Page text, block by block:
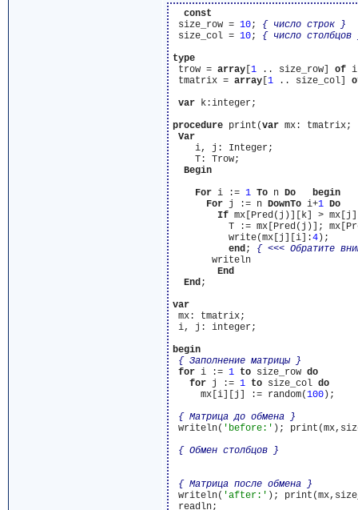
const
size_row = 10; { число строк }
size_col = 10; { число столбцов
type
trow = array[ 1 .. size_row] of
tmatrix = array[ 1 .. size_col]
var k:integer;
procedure print(var mx: tmatrix;
Var
    i, j: Integer;
    T: Trow;
Begin
For i := 1 To n Do
begin
For j := n DownTo i+1 Do
If mx[Pred(j)][k] >
T := mx[Pred(j)];
          write(mx[j][i]:
4);
end; { <<< Обратите
       writeln
End
End;
var
mx: tmatrix;
i, j: integer;
begin
{ Заполнение матрицы }
for i := 1 to size_row do
for j := 1 to size_col do
     mx[i][j] := random(
100);
{ Матрица до обмена }
writeln( 'before:' );
{ Обмен столбцов }
{ Матрица после обмена }
writeln( 'after:' );